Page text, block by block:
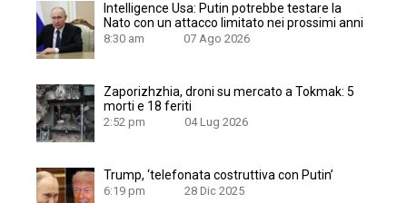
Intelligence Usa: Putin potrebbe testare la
Nato con un attacco limitato nei prossimi anni
8:30 am 07 Ago 2026
Zaporizhzhia, droni su mercato a Tokmak: 5
morti e 18 feriti
2:52 pm 04 Lug 2026
Trump, ‘telefonata costruttiva con Putin’
6:19 pm 28 Dic 2025